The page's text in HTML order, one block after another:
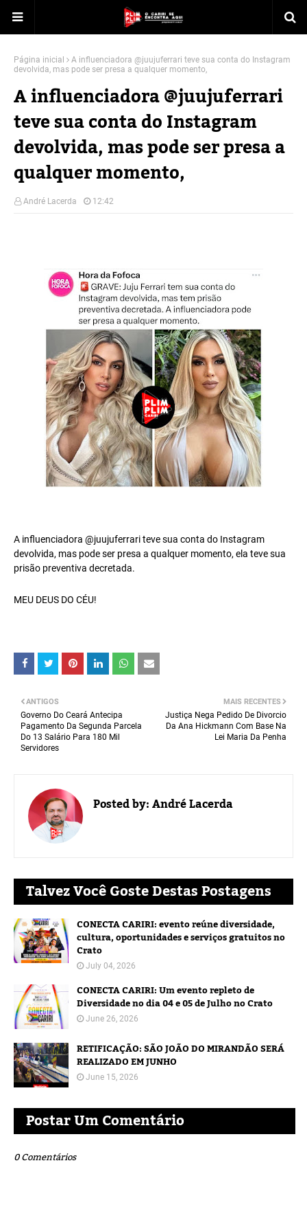
Página inicial
A influenciadora @juujuferrari teve sua conta do Instagram
devolvida, mas pode ser presa a qualquer momento,
A influenciadora @juujuferrari
teve sua conta do Instagram
devolvida, mas pode ser presa a
qualquer momento,
André Lacerda 12:42
A influenciadora @juujuferrari teve sua conta do Instagram
devolvida, mas pode ser presa a qualquer momento, ela teve sua
prisão preventiva decretada.
MEU DEUS DO CÉU!
MAIS RECENTES
Justiça Nega Pedido De Divorcio
Da Ana Hickmann Com Base Na
Lei Maria Da Penha
ANTIGOS
Governo Do Ceará Antecipa
Pagamento Da Segunda Parcela
Do 13 Salário Para 180 Mil
Servidores
Posted by:André Lacerda
Talvez Você Goste Destas Postagens
CONECTA CARIRI: evento reúne diversidade,
cultura, oportunidades e serviços gratuitos no
Crato
July 04, 2026
CONECTA CARIRI: Um evento repleto de
Diversidade no dia 04 e 05 de Julho no Crato
June 26, 2026
RETIFICAÇÃO: SÃO JOÃO DO MIRANDÃO SERÁ
REALIZADO EM JUNHO
June 15, 2026
Postar Um Comentário
0 Comentários